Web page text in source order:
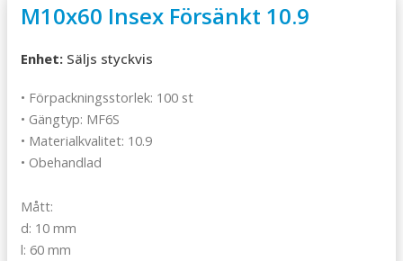
M10x60 Insex Försänkt 10.9
Enhet: Säljs styckvis
• Förpackningsstorlek: 100 st
• Gängtyp: MF6S
• Materialkvalitet: 10.9
• Obehandlad
Mått:
d: 10 mm
l: 60 mm